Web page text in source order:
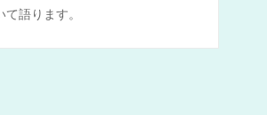
語ります。